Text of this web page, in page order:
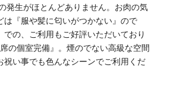
発生がほとんどありません。お肉の気
は『服や髪に匂いがつかない』ので
での、ご利用もご好評いただいており
の個室完備』。煙のでない高級な空間
祝い事でも色んなシーンでご利用くだ